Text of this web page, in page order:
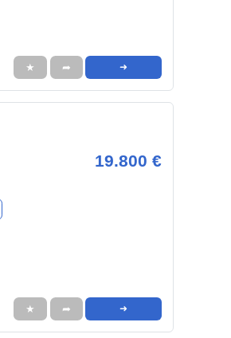
★ ➦ ➜
19.800 €
★ ➦ ➜